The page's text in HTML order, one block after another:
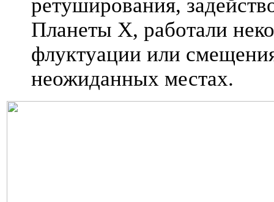
ретуширования,
Планеты X, работали
флуктуации или
неожиданных местах.